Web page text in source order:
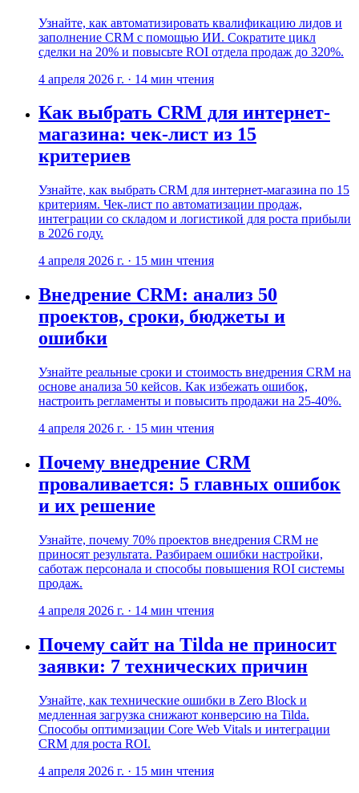
Узнайте, как автоматизировать квалификацию лидов и
заполнение CRM с помощью ИИ. Сократите цикл
сделки на 20% и повысьте ROI отдела продаж до 320%.
4 апреля 2026 г. · 14 мин чтения
Как выбрать CRM для интернет-
магазина: чек-лист из 15
критериев
Узнайте, как выбрать CRM для интернет-магазина по 15
критериям. Чек-лист по автоматизации продаж,
интеграции со складом и логистикой для роста прибыли
в 2026 году.
4 апреля 2026 г. · 15 мин чтения
Внедрение CRM: анализ 50
проектов, сроки, бюджеты и
ошибки
Узнайте реальные сроки и стоимость внедрения CRM на
основе анализа 50 кейсов. Как избежать ошибок,
настроить регламенты и повысить продажи на 25-40%.
4 апреля 2026 г. · 15 мин чтения
Почему внедрение CRM
проваливается: 5 главных ошибок
и их решение
Узнайте, почему 70% проектов внедрения CRM не
приносят результата. Разбираем ошибки настройки,
саботаж персонала и способы повышения ROI системы
продаж.
4 апреля 2026 г. · 14 мин чтения
Почему сайт на Tilda не приносит
заявки: 7 технических причин
Узнайте, как технические ошибки в Zero Block и
медленная загрузка снижают конверсию на Tilda.
Способы оптимизации Core Web Vitals и интеграции
CRM для роста ROI.
4 апреля 2026 г. · 15 мин чтения